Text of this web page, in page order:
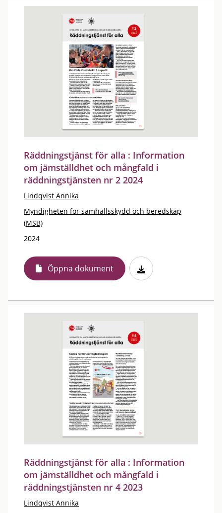
Räddningstjänst för alla : Information
om jämställdhet och mångfald i
räddningstjänsten nr 2 2024
Lindqvist Annika
Myndigheten för samhällsskydd och beredskap
(MSB)
2024
Öppna dokument
Räddningstjänst för alla : Information
om jämställdhet och mångfald i
räddningstjänsten nr 4 2023
Lindqvist Annika